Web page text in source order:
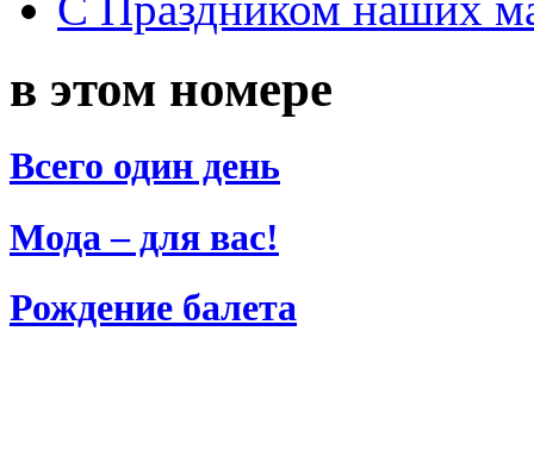
в этом номере
Всего один день
Мода – для вас!
Рождение балета